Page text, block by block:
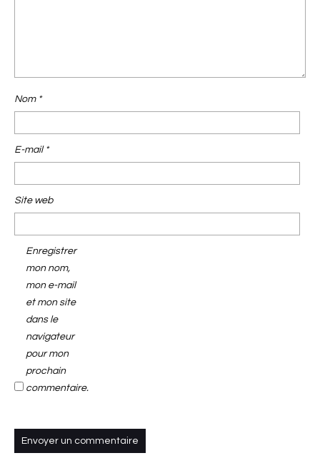
Nom *
E-mail *
Site web
Enregistrer
mon nom,
mon e-mail
et mon site
dans le
navigateur
pour mon
prochain
commentaire.